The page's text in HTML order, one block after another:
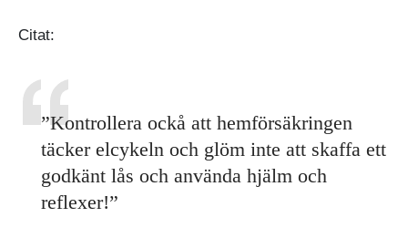
Citat:
”Kontrollera ockå att hemförsäkringen
täcker elcykeln och glöm inte att skaffa ett
godkänt lås och använda hjälm och
reflexer!”